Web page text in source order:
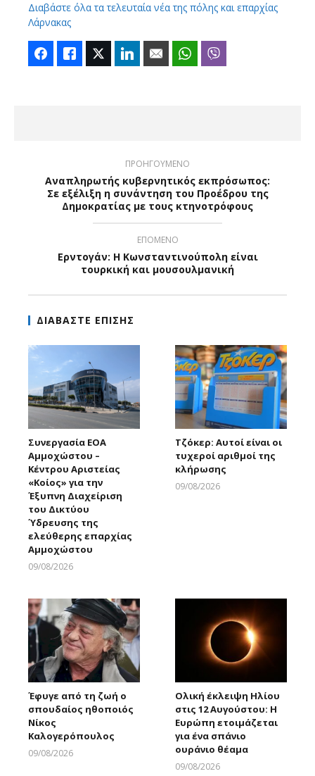
Διαβάστε όλα τα τελευταία νέα της πόλης και επαρχίας
Λάρνακας
FacebookLike Twitter LinkedIn Email WhatsApp
ΠΡΟΗΓΟΥΜΕΝΟ
Αναπληρωτής κυβερνητικός εκπρόσωπος:
Σε εξέλιξη η συνάντηση του Προέδρου της
Δημοκρατίας με τους κτηνοτρόφους
ΕΠΟΜΕΝΟ
Ερντογάν: Η Κωνσταντινούπολη είναι
τουρκική και μουσουλμανική
ΔΙΑΒΑΣΤΕ ΕΠΙΣΗΣ
Συνεργασία ΕΟΑ
Αμμοχώστου –
Κέντρου Αριστείας
«Κοίος» για την
Έξυπνη Διαχείριση
του Δικτύου
Ύδρευσης της
ελεύθερης επαρχίας
Αμμοχώστου
09/08/2026
Τζόκερ: Αυτοί είναι οι
τυχεροί αριθμοί της
κλήρωσης
09/08/2026
Έφυγε από τη ζωή ο
σπουδαίος ηθοποιός
Νίκος
Καλογερόπουλος
09/08/2026
Ολική έκλειψη Ηλίου
στις 12 Αυγούστου: Η
Ευρώπη ετοιμάζεται
για ένα σπάνιο
ουράνιο θέαμα
09/08/2026